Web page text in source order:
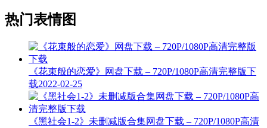
热门表情图
《花束般的恋爱》网盘下载 – 720P/1080P高清完整版下
载2022-02-25
《黑社会1-2》未删减版合集网盘下载 – 720P/1080P高清